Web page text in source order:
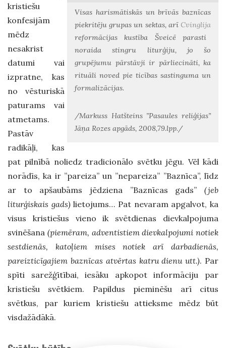
Visas harismātiskāsun brīvās baznīcas
piekritēju grupas un sektas, arī Cvinglija
reformācijas kustība Šveicē parasti
noraida stingru liturģiju, jo šo
grupējumu pārstāvji ir pārliecināti, ka
rituāli noved pie ticības sastinguma un
formalizācijas.
/Markuss Hatšteins”Pasaules reliģijas”
Jāņa Rozes apgāds, 2008,79.lpp./
kristiešu
konfesijām
mēdz
nesakrist
datumi vai
izpratne, kas
no vēsturiskā
paturams vai
atmetams.
Pastāv
radikāļi, kas
pat pilnībā noliedz tradicionālo svētku jēgu. Vēl kādi
norādīs, ka ir ”pareiza” un ”nepareiza” ”Baznīca”, līdz
ar to apšaubāms jēdziena ”Baznīcas gads” (jeb
liturģiskais gads)lietojums… Pat nevaram apgalvot, ka
visus kristiešus vieno ik svētdienas dievkalpojuma
svinēšana (piemēram, adventistiem dievkalpojumi notiek
sestdienās, katoļiem mises notiek arī darbadienās,
pareizticīgajiem baznīcas atvērtas katru dienu utt.). Par
spīti sarežģītībai, iesāku apkopot informāciju par
kristiešu svētkiem. Papildus pieminēšu arī citus
svētkus, par kuriem kristiešu attieksme mēdz būt
visdažādākā.